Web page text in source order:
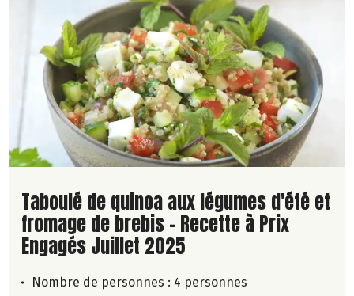
Lire la suite de la recette
Taboulé de quinoa aux légumes d'été et
fromage de brebis - Recette à Prix
Engagés Juillet 2025
Nombre de personnes : 4 personnes